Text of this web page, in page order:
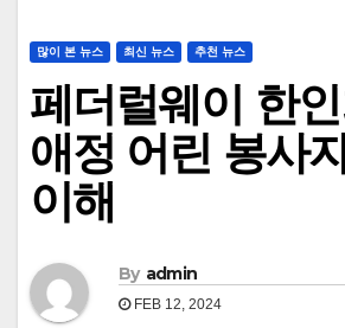
많이 본 뉴스 최신 뉴스 추천 뉴스
페더럴웨이 한
애정 어린 봉사
이해
By admin
FEB 12, 2024